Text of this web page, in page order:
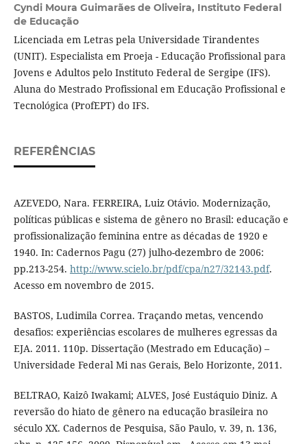
Cyndi Moura Guimarães de Oliveira, Instituto Federal
de Educação
Licenciada em Letras pela Universidade Tirandentes
(UNIT). Especialista em Proeja - Educação Profissional para
Jovens e Adultos pelo Instituto Federal de Sergipe (IFS).
Aluna do Mestrado Profissional em Educação Profissional e
Tecnológica (ProfEPT) do IFS.
REFERÊNCIAS
AZEVEDO, Nara. FERREIRA, Luiz Otávio. Modernização,
políticas públicas e sistema de gênero no Brasil: educação e
profissionalização feminina entre as décadas de 1920 e
1940. In: Cadernos Pagu (27) julho-dezembro de 2006:
pp.213-254. http://www.scielo.br/pdf/cpa/n27/32143.pdf.
Acesso em novembro de 2015.
BASTOS, Ludimila Correa. Traçando metas, vencendo
desafios: experiências escolares de mulheres egressas da
EJA. 2011. 110p. Dissertação (Mestrado em Educação) –
Universidade Federal Mi nas Gerais, Belo Horizonte, 2011.
BELTRAO, Kaizô Iwakami; ALVES, José Eustáquio Diniz. A
reversão do hiato de gênero na educação brasileira no
século XX. Cadernos de Pesquisa, São Paulo, v. 39, n. 136,